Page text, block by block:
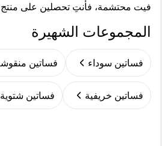
فيت محتشمة، فأنتِ تحصلين على منتج
المجموعات الشهيرة
فساتين سوداء فساتين
فساتين خريفية فساتين شتوية